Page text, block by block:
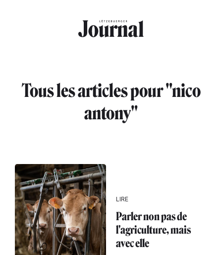
Tous les articles pour "nico
antony"
LIRE
Parler non pas de
l'agriculture, mais
avec elle